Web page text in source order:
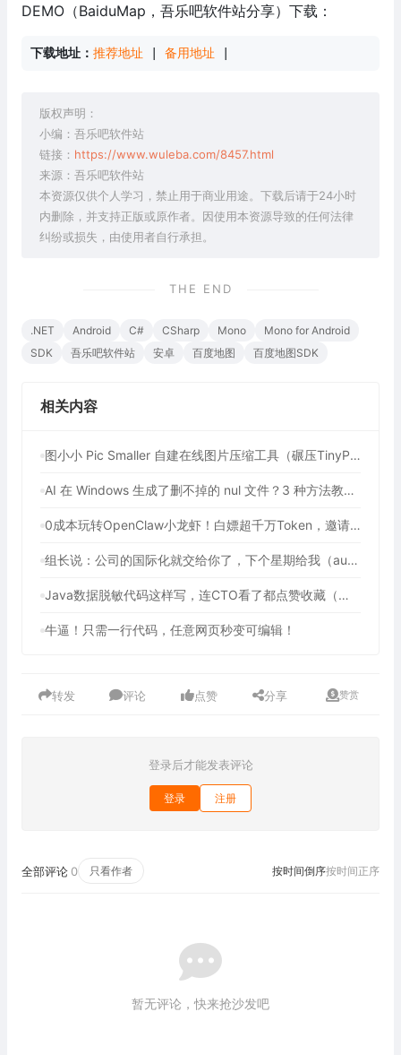
DEMO（BaiduMap，吾乐吧软件站分享）下载：
下载地址： 推荐地址 备用地址
版权声明：
小编：吾乐吧软件站
链接： https://www.wuleba.com/8457.html
来源：吾乐吧软件站
本资源仅供个人学习，禁止用于商业用途。下载后请于24小时
内删除，并支持正版或原作者。因使用本资源导致的任何法律
纠纷或损失，由使用者自行承担。
THE END
.NET Android C# CSharp Mono
Mono for Android
SDK
吾乐吧软件站 安卓 百度地图 百度地图SDK
相关内容
图小小 Pic Smaller 自建在线图片压缩工具（碾压TinyPNG！90%开发者不知道的免费图像压缩利器）
AI 在 Windows 生成了删不掉的 nul 文件？3 种方法教你强制删除
0成本玩转OpenClaw小龙虾！白嫖超千万Token，邀请好友最高可享百亿Token，2年内有效（包含腾讯、七牛云等多个平台活动）
组长说：公司的国际化就交给你了，下个星期给我（auto-i18n-translation-plugins 前端全自动国际化插件）
Java数据脱敏代码这样写，连CTO看了都点赞收藏（提供3种方法解决数据脱敏问题）
牛逼！只需一行代码，任意网页秒变可编辑！
转发 评论 点赞 分享 赞赏
登录后才能发表评论
登录 注册
全部评论 0 只看作者 按时间倒序按时间正序
暂无评论，快来抢沙发吧